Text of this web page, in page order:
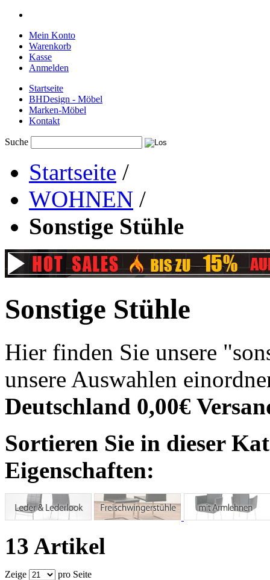
Mein Konto
Warenkorb
Kasse
Anmelden
Startseite
BHDesign - Möbel
Marken-Möbel
Kontakt
Suche
Startseite /
WOHNEN /
Sonstige Stühle
Sonstige Stühle
Hier finden Sie unsere
unsere Auswahlen
Deutschland 0,00€
Sortieren Sie in dieser
Eigenschaften:
13 Artikel
Zeige pro Seite